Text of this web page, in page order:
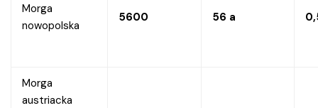
Morga
nowopolska
5600 56 a
Morga
austriacka